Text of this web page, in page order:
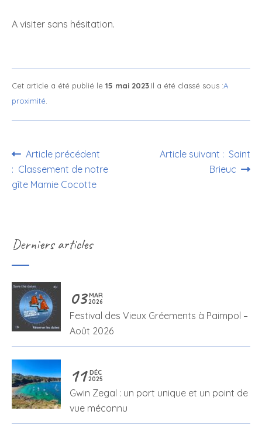
A visiter sans hésitation.
Cet article a été publié le 15 mai 2023 .Il a été classé sous :A
proximité
Navigation de l’article
Article précédent
: Classement de notre
gîte Mamie Cocotte
Article suivant : Saint
Brieuc
Derniers articles
03 MAR
2026
Festival des Vieux Gréements à Paimpol –
Août 2026
11 DÉC
2025
Gwin Zegal : un port unique et un point de
vue méconnu